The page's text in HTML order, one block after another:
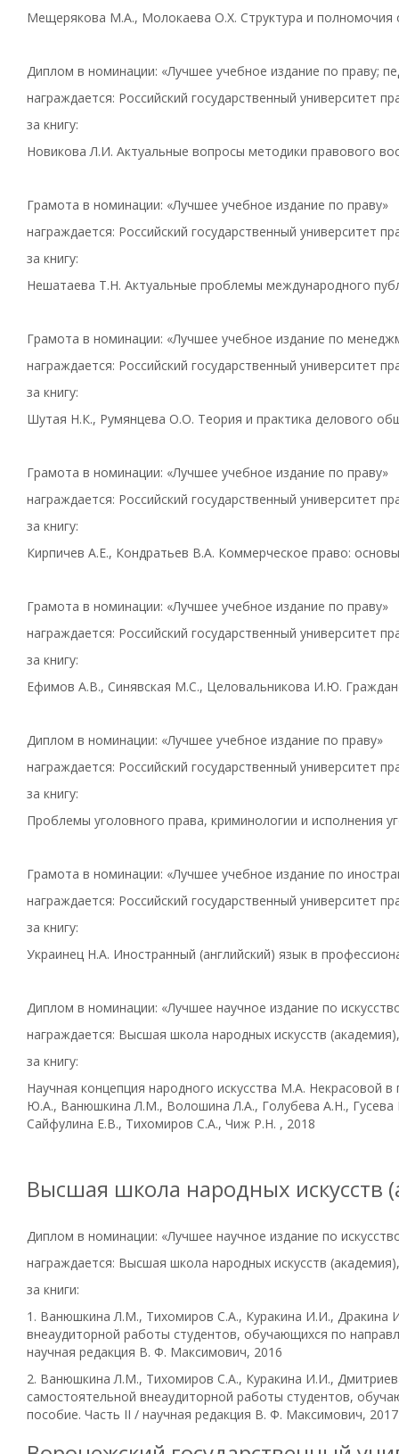
Мещерякова М.А., Молокаева О.Х. Структура и полномочия
Диплом в номинации: «Лучшее учебное издание по праву;
награждается: Российский государственный университет
за книгу:
Новикова Л.И. Актуальные вопросы методики правового
Грамота в номинации: «Лучшее учебное издание по праву»
награждается: Российский государственный университет
за книгу:
Нешатаева Т.Н. Актуальные проблемы международного
Грамота в номинации: «Лучшее учебное издание по
награждается: Российский государственный университет
за книгу:
Шутая Н.К., Румянцева О.О. Теория и практика делового
Грамота в номинации: «Лучшее учебное издание по праву»
награждается: Российский государственный университет
за книгу:
Кирпичев А.Е., Кондратьев В.А. Коммерческое право:
Грамота в номинации: «Лучшее учебное издание по праву»
награждается: Российский государственный университет
за книгу:
Ефимов А.В., Синявская М.С., Целовальникова И.Ю.
Диплом в номинации: «Лучшее учебное издание по праву»
награждается: Российский государственный университет
за книгу:
Проблемы уголовного права, криминологии и исполнения
Грамота в номинации: «Лучшее учебное издание по
награждается: Российский государственный университет
за книгу:
Украинец Н.А. Иностранный (английский) язык в
Диплом в номинации: «Лучшее научное издание по
награждается: Высшая школа народных искусств
за книгу:
Научная концепция народного искусства М.А.
Ю.А., Ванюшкина Л.М., Волошина Л.А., Голубева А.Н.,
Сайфулина Е.В., Тихомиров С.А., Чиж Р.Н. , 2018
Высшая школа народных искусств
Диплом в номинации: «Лучшее научное издание по
награждается: Высшая школа народных искусств
за книги:
1. Ванюшкина Л.М., Тихомиров С.А., Куракина И.И., Дракина
внеаудиторной работы студентов, обучающихся по
научная редакция В. Ф. Максимович, 2016
2. Ванюшкина Л.М., Тихомиров С.А., Куракина И.И.,
самостоятельной внеаудиторной работы студентов,
пособие. Часть II / научная редакция В. Ф. Максимович, 2017